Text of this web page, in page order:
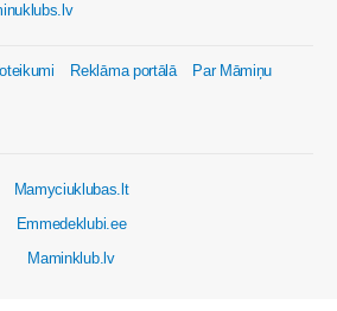
Reklāma portālā
Par Māmiņu
Mamyciuklubas.lt
Emmedeklubi.ee
Maminklub.lv